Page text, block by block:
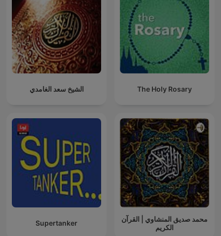
الشيخ سعد الغامدي The Holy Rosary
Supertanker
محمد صديق المنشاوي | القرآن
الكريم